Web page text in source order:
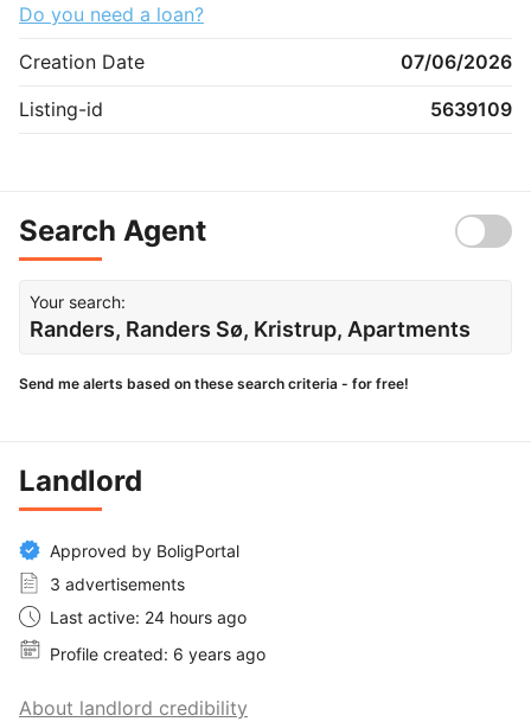
Do you need a loan?
Creation Date
07/06/2026
Listing-id
5639109
Search Agent
Your search:
Randers, Randers Sø, Kristrup, Apartments
Send me alerts based on these search criteria - for free!
Landlord
Approved by BoligPortal
3 advertisements
Last active: 24 hours ago
Profile created: 6 years ago
About landlord credibility